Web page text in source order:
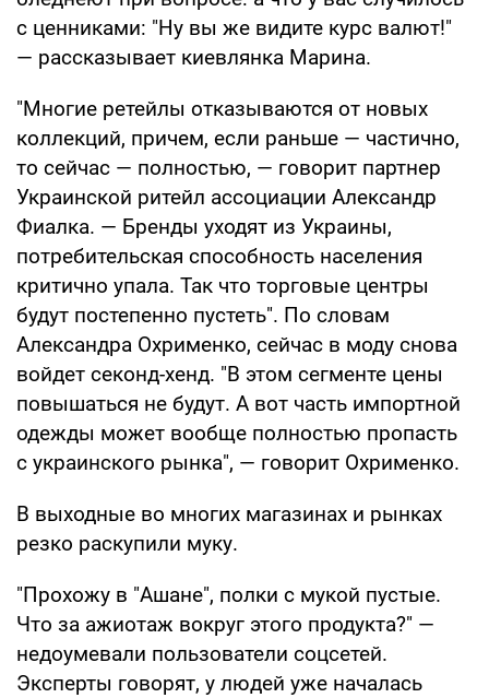
с ценниками: "Ну вы же видите курс валют!"
— рассказывает киевлянка Марина.
"Многие ретейлы отказываются от новых
коллекций, причем, если раньше — частично,
то сейчас — полностью, — говорит партнер
Украинской ритейл ассоциации Александр
Фиалка. — Бренды уходят из Украины,
потребительская способность населения
критично упала. Так что торговые центры
будут постепенно пустеть". По словам
Александра Охрименко, сейчас в моду снова
войдет секонд-хенд. "В этом сегменте цены
повышаться не будут. А вот часть импортной
одежды может вообще полностью пропасть
с украинского рынка", — говорит Охрименко.
В выходные во многих магазинах и рынках
резко раскупили муку.
"Прохожу в "Ашане", полки с мукой пустые.
Что за ажиотаж вокруг этого продукта?" —
недоумевали пользователи соцсетей.
Эксперты говорят, у людей уже началась